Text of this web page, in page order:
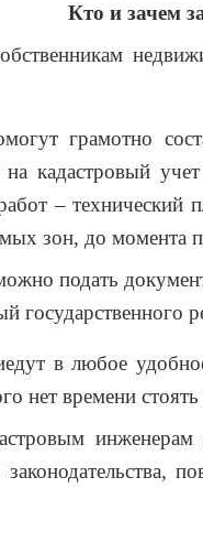
Кто и зачем
грамотно
кадастровый
–
зон, до момента
подать
в любое
нет времени
инженерам